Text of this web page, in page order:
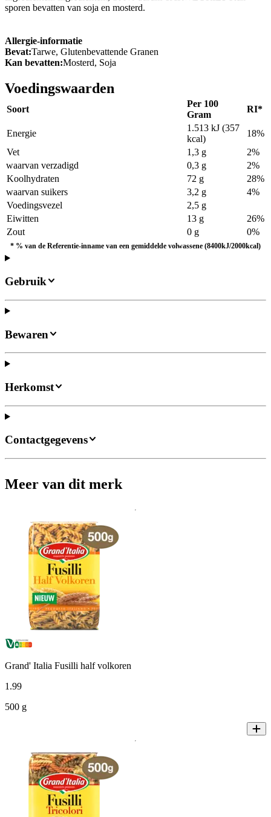
sporen bevatten van soja en mosterd.
Allergie-informatie
Bevat:Tarwe, Glutenbevattende Granen
Kan bevatten:Mosterd, Soja
Voedingswaarden
Soort
Per 100
Gram
RI*
Energie
1.513 kJ (357
kcal)
18%
Vet
1,3 g
2%
waarvan verzadigd
0,3 g
2%
Koolhydraten
72 g
28%
waarvan suikers
3,2 g
4%
Voedingsvezel
2,5 g
Eiwitten
13 g
26%
Zout
0 g 0%
* % van de Referentie-inname van een gemiddelde volwassene (8400kJ/2000kcal)
Gebruik
Bewaren
Herkomst
Contactgegevens
Meer van dit merk
Grand' Italia Fusilli half volkoren
1 .99
500 g